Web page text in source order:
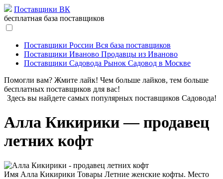
Поставщики ВК
бесплатная база поставщиков
Поставщики России Вся база поставщиков
Поставщики Иваново Продавцы из Иваново
Поставщики Садовода Рынок Садовод в Москве
Помогли вам? Жмите лайк! Чем больше лайков, тем больше
бесплатных поставщиков для вас!
Здесь вы найдете самых популярных поставщиков Садовода!
Алла Кикирики — продавец
летних кофт
Имя Алла Кикирики Товары Летние женские кофты. Место